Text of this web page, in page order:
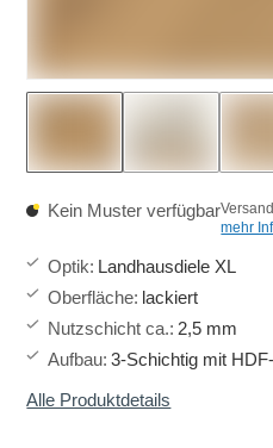
Kein Muster verfügbar
mehr
Optik: Landhausdiele XL
Oberfläche: lackiert
Nutzschicht ca.: 2,5 mm
Aufbau: 3-Schichtig mit
Alle Produktdetails